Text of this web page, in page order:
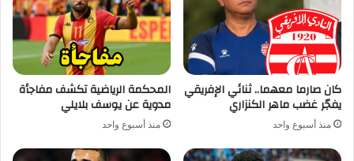
كان صارما معهما.. ثنائي الإفريقي
يفجّر غضب ماهر الكنزاري
منذ أسبوع واحد
المحكمة الرياضية تكشف مفاجأة
مدوية عن يوسف بلايلي
منذ أسبوع واحد